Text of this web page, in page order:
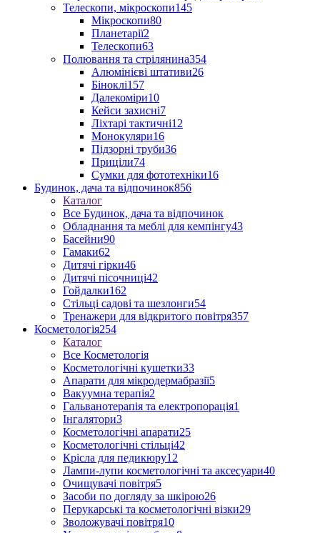
Телескопи, мікроскопи145
Мікроскопи80
Планетарії2
Телескопи63
Полювання та стрілянина354
Алюмінієві штативи26
Біноклі157
Далекоміри10
Кейси захисні7
Ліхтарі тактичні12
Монокуляри16
Підзорні труби36
Приціли74
Сумки для фототехніки16
Будинок, дача та відпочинок856
Каталог
Все Будинок, дача та відпочинок
Обладнання та меблі для кемпінгу43
Басейни90
Гамаки62
Дитячі гірки46
Дитячі пісочниці42
Гойдалки162
Стільці садові та шезлонги54
Тренажери для відкритого повітря357
Косметологія254
Каталог
Все Косметологія
Косметологічні кушетки33
Апарати для мікродермабразії5
Вакуумна терапія2
Гальванотерапія та електропорація1
Інгалятори3
Косметологічні апарати25
Косметологічні стільці42
Крісла для педикюру12
Лампи-лупи косметологічні та аксесуари40
Очищувачі повітря5
Засоби по догляду за шкірою26
Перукарські та косметологічні візки29
Зволожувачі повітря10